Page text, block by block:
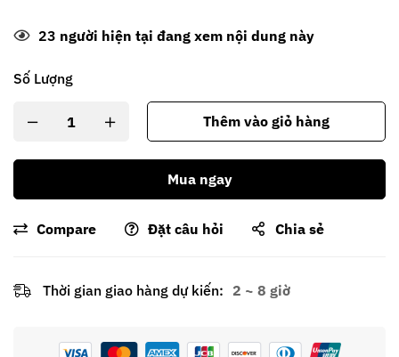
23 người hiện tại đang xem nội dung này
Số Lượng
Thêm vào giỏ hàng
Mua ngay
Compare Đặt câu hỏi Chia sẻ
Thời gian giao hàng dự kiến: 2 ~ 8 giờ